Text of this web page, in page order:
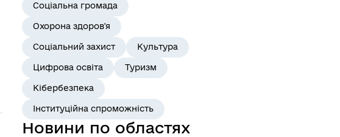
Соціальна громада
Охорона здоров'я
Соціальний захист Культура
Цифрова освіта Туризм
Кібербезпека
Інституційна спроможність
Новини по областях